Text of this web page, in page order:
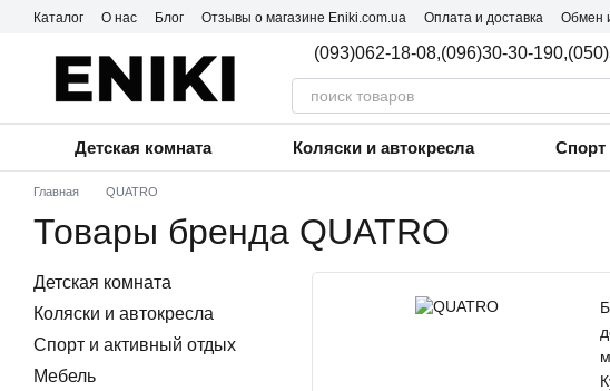
Перейти к основному контенту
Каталог О нас Блог Отзывы о магазине Eniki.com.ua Оплата и доставка Обмен
(093)062-18-08,(096)30-30-190,
Детская комната Коляски и автокресла Спорт
Главная QUATRO
Товары бренда QUATRO
Детская комната
Коляски и автокресла
Спорт и активный отдых
Мебель